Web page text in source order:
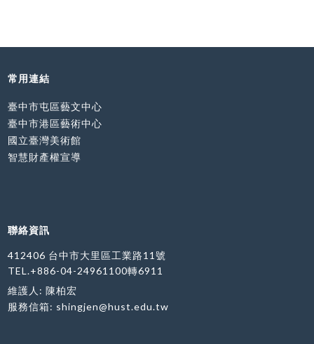
常用連結
臺中市屯區藝文中心
臺中市港區藝術中心
國立臺灣美術館
智慧財產權宣導
聯絡資訊
412406 台中市大里區工業路11號
TEL.+886-04-24961100轉6911
維護人: 陳柏宏
服務信箱: shingjen@hust.edu.tw